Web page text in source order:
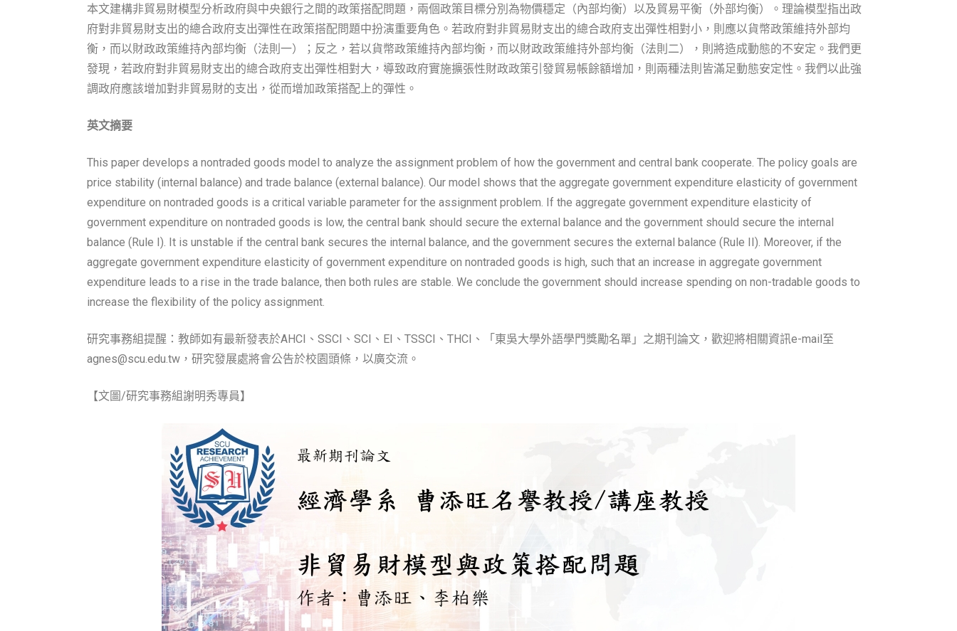
本文建構非貿易財模型分析政府與中央銀行之間的政策搭配問題，兩個政策目標分別為物價穩定（內部均衡）以及貿易平衡（外部均衡）。理論模型指出政
府對非貿易財支出的總合政府支出彈性在政策搭配問題中扮演重要角色。若政府對非貿易財支出的總合政府支出彈性相對小，則應以貨幣政策維持外部均
衡，而以財政政策維持內部均衡（法則一）；反之，若以貨幣政策維持內部均衡，而以財政政策維持外部均衡（法則二），則將造成動態的不安定。我們更
發現，若政府對非貿易財支出的總合政府支出彈性相對大，導致政府實施擴張性財政政策引發貿易帳餘額增加，則兩種法則皆滿足動態安定性。我們以此強
調政府應該增加對非貿易財的支出，從而增加政策搭配上的彈性。
英文摘要
This paper develops a nontraded goods model to analyze the assignment problem of how the government and central bank cooperate. The policy goals are
price stability (internal balance) and trade balance (external balance). Our model shows that the aggregate government expenditure elasticity of government
expenditure on nontraded goods is a critical variable parameter for the assignment problem. If the aggregate government expenditure elasticity of
government expenditure on nontraded goods is low, the central bank should secure the external balance and the government should secure the internal
balance (Rule I). It is unstable if the central bank secures the internal balance, and the government secures the external balance (Rule II). Moreover, if the
aggregate government expenditure elasticity of government expenditure on nontraded goods is high, such that an increase in aggregate government
expenditure leads to a rise in the trade balance, then both rules are stable. We conclude the government should increase spending on non-tradable goods to
increase the flexibility of the policy assignment.
研究事務組提醒：教師如有最新發表於AHCI、SSCI、SCI、EI、TSSCI、THCI、「東吳大學外語學門獎勵名單」之期刊論文，歡迎將相關資訊e-mail至
agnes@scu.edu.tw，研究發展處將會公告於校園頭條，以廣交流。
【文圖/研究事務組謝明秀專員】